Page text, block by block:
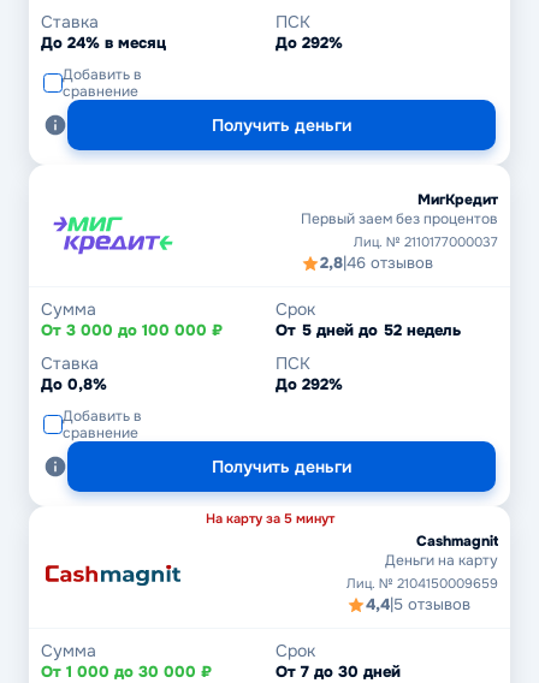
Ставка
До 24% в месяц
ПСК
До 292%
Добавить в
сравнение
Получить деньги
МигКредит
Первый заем без процентов
Лиц. № 2110177000037
2,8|46 отзывов
Сумма
От 3 000 до 100 000 ₽
Срок
От 5 дней до 52 недель
Ставка
До 0,8%
ПСК
До 292%
Добавить в
сравнение
Получить деньги
На карту за 5 минут
Cashmagnit
Деньги на карту
Лиц. № 2104150009659
4,4|5 отзывов
Сумма
От 1 000 до 30 000 ₽
Срок
От 7 до 30 дней